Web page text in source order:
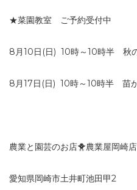
★菜園教室 ご予約受付中
8月10日 (日) 10時～10時半 秋
8月17日 (日) 10時～10時半 苗
農業と園芸のお店🐥農業屋岡崎店
愛知県岡崎市土井町池田甲2